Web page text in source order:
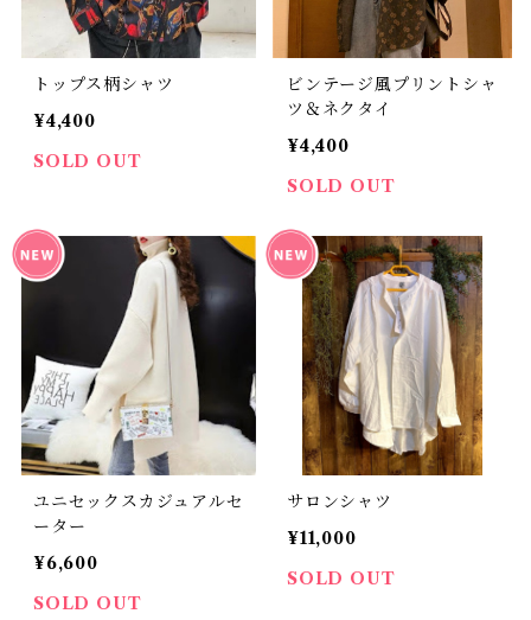
トップス柄シャツ
¥4,400
SOLD OUT
ビンテージ風プリントシャ
ツ＆ネクタイ
¥4,400
SOLD OUT
ユニセックスカジュアルセ
ーター
¥6,600
SOLD OUT
サロンシャツ
¥11,000
SOLD OUT